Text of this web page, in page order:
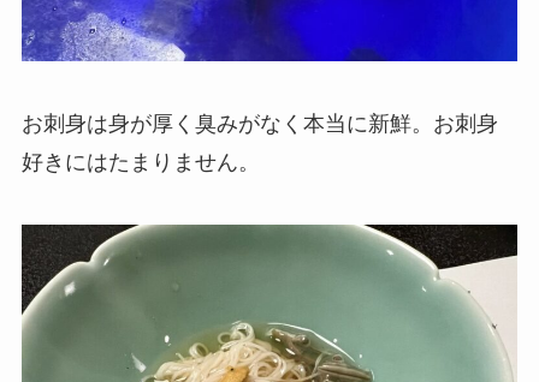
お刺身は身が厚く臭みがなく本当に新鮮。お刺身
好きにはたまりません。